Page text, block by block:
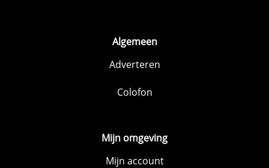
Algemeen
Adverteren
Colofon
Mijn omgeving
Mijn account